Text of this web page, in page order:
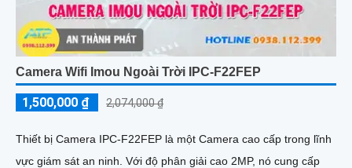
Camera Wifi Imou Ngoài Trời IPC-F22FEP
1,500,000 ₫ 2,074,000 ₫
Thiết bị Camera IPC-F22FEP là một Camera cao cấp trong lĩnh
vực giám sát an ninh. Với độ phân giải cao 2MP, nó cung cấp